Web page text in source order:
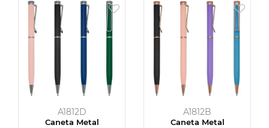
A1812D
Caneta Metal
A1812B
Caneta Metal